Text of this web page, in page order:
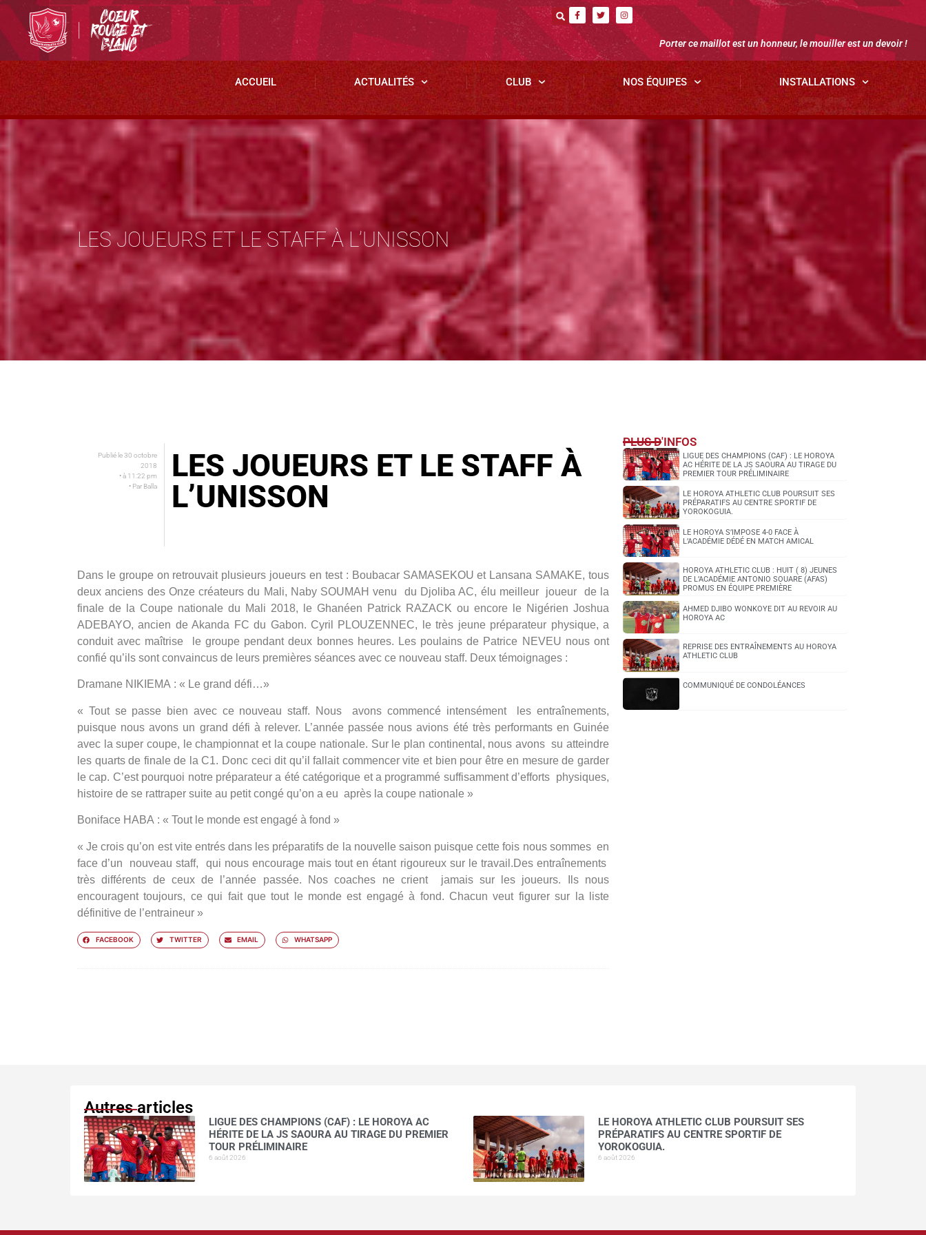
Porter ce maillot est un honneur, le mouiller est un devoir !
ACCUEIL ACTUALITÉS CLUB NOS ÉQUIPES INSTALLATIONS
LES JOUEURS ET LE STAFF À L’UNISSON
Publié le30 octobre
2018
• à 11:22 pm
• ParBalla
LES JOUEURS ET LE STAFF À
L’UNISSON
Dans le groupe on retrouvait plusieurs joueurs en test : Boubacar SAMASEKOU et Lansana SAMAKE, tous
deux anciens des Onze créateurs du Mali, Naby SOUMAH venu du Djoliba AC, élu meilleur joueur de la
finale de la Coupe nationale du Mali 2018, le Ghanéen Patrick RAZACK ou encore le Nigérien Joshua
ADEBAYO, ancien de Akanda FC du Gabon. Cyril PLOUZENNEC, le très jeune préparateur physique, a
conduit avec maîtrise le groupe pendant deux bonnes heures. Les poulains de Patrice NEVEU nous ont
confié qu’ils sont convaincus de leurs premières séances avec ce nouveau staff. Deux témoignages :
Dramane NIKIEMA : « Le grand défi…»
« Tout se passe bien avec ce nouveau staff. Nous avons commencé intensément les entraînements,
puisque nous avons un grand défi à relever. L’année passée nous avions été très performants en Guinée
avec la super coupe, le championnat et la coupe nationale. Sur le plan continental, nous avons su atteindre
les quarts de finale de la C1. Donc ceci dit qu’il fallait commencer vite et bien pour être en mesure de garder
le cap. C’est pourquoi notre préparateur a été catégorique et a programmé suffisamment d’efforts physiques,
histoire de se rattraper suite au petit congé qu’on a eu après la coupe nationale »
Boniface HABA : « Tout le monde est engagé à fond »
« Je crois qu’on est vite entrés dans les préparatifs de la nouvelle saison puisque cette fois nous sommes en
face d’un nouveau staff, qui nous encourage mais tout en étant rigoureux sur le travail.Des entraînements
très différents de ceux de l’année passée. Nos coaches ne crient jamais sur les joueurs. Ils nous
encouragent toujours, ce qui fait que tout le monde est engagé à fond. Chacun veut figurer sur la liste
définitive de l’entraineur »
FACEBOOK TWITTER EMAIL WHATSAPP
PLUS D'INFOS
LIGUE DES CHAMPIONS (CAF) : LE HOROYA
AC HÉRITE DE LA JS SAOURA AU TIRAGE DU
PREMIER TOUR PRÉLIMINAIRE
LE HOROYA ATHLETIC CLUB POURSUIT SES
PRÉPARATIFS AU CENTRE SPORTIF DE
YOROKOGUIA.
LE HOROYA S’IMPOSE 4-0 FACE À
L’ACADÉMIE DÉDÉ EN MATCH AMICAL
HOROYA ATHLETIC CLUB : HUIT ( 8) JEUNES
DE L’ACADÉMIE ANTONIO SOUARE (AFAS)
PROMUS EN ÉQUIPE PREMIÈRE
AHMED DJIBO WONKOYE DIT AU REVOIR AU
HOROYA AC
REPRISE DES ENTRAÎNEMENTS AU HOROYA
ATHLETIC CLUB
COMMUNIQUÉ DE CONDOLÉANCES
Autres articles
LIGUE DES CHAMPIONS (CAF) : LE HOROYA AC
HÉRITE DE LA JS SAOURA AU TIRAGE DU PREMIER
TOUR PRÉLIMINAIRE
6 août 2026
LE HOROYA ATHLETIC CLUB POURSUIT SES
PRÉPARATIFS AU CENTRE SPORTIF DE
YOROKOGUIA.
6 août 2026